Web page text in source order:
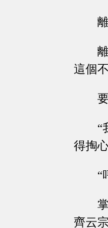
這個
“
得掏
“
齊云